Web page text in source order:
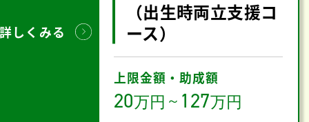
詳しくみる
（出生時両立支援コ
ース）
上限金額・助成額
20万円 ～ 127万円